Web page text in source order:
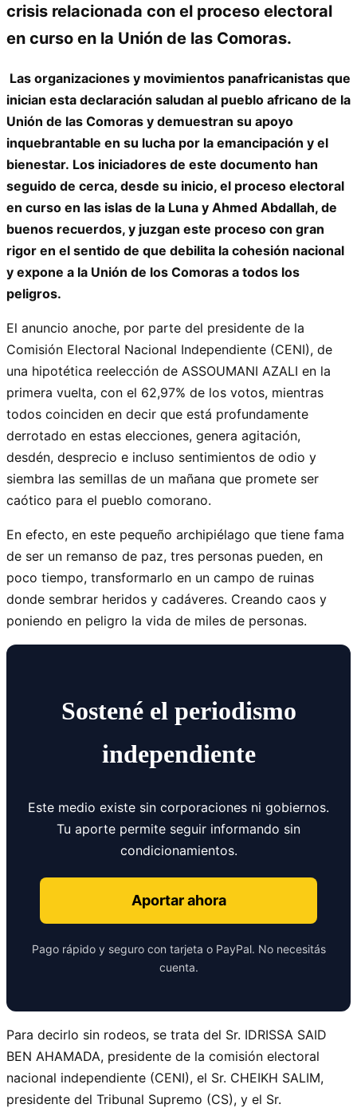
crisis relacionada con el proceso electoral
en curso en la Unión de las Comoras.
Las organizaciones y movimientos panafricanistas que
inician esta declaración saludan al pueblo africano de la
Unión de las Comoras y demuestran su apoyo
inquebrantable en su lucha por la emancipación y el
bienestar. Los iniciadores de este documento han
seguido de cerca, desde su inicio, el proceso electoral
en curso en las islas de la Luna y Ahmed Abdallah, de
buenos recuerdos, y juzgan este proceso con gran
rigor en el sentido de que debilita la cohesión nacional
y expone a la Unión de los Comoras a todos los
peligros.
El anuncio anoche, por parte del presidente de la
Comisión Electoral Nacional Independiente (CENI), de
una hipotética reelección de ASSOUMANI AZALI en la
primera vuelta, con el 62,97% de los votos, mientras
todos coinciden en decir que está profundamente
derrotado en estas elecciones, genera agitación,
desdén, desprecio e incluso sentimientos de odio y
siembra las semillas de un mañana que promete ser
caótico para el pueblo comorano.
En efecto, en este pequeño archipiélago que tiene fama
de ser un remanso de paz, tres personas pueden, en
poco tiempo, transformarlo en un campo de ruinas
donde sembrar heridos y cadáveres. Creando caos y
poniendo en peligro la vida de miles de personas.
Sostené el periodismo
independiente
Este medio existe sin corporaciones ni gobiernos.
Tu aporte permite seguir informando sin
condicionamientos.
Aportar ahora
Pago rápido y seguro con tarjeta o PayPal. No necesitás
cuenta.
Para decirlo sin rodeos, se trata del Sr. IDRISSA SAID
BEN AHAMADA, presidente de la comisión electoral
nacional independiente (CENI), el Sr. CHEIKH SALIM,
presidente del Tribunal Supremo (CS), y el Sr.